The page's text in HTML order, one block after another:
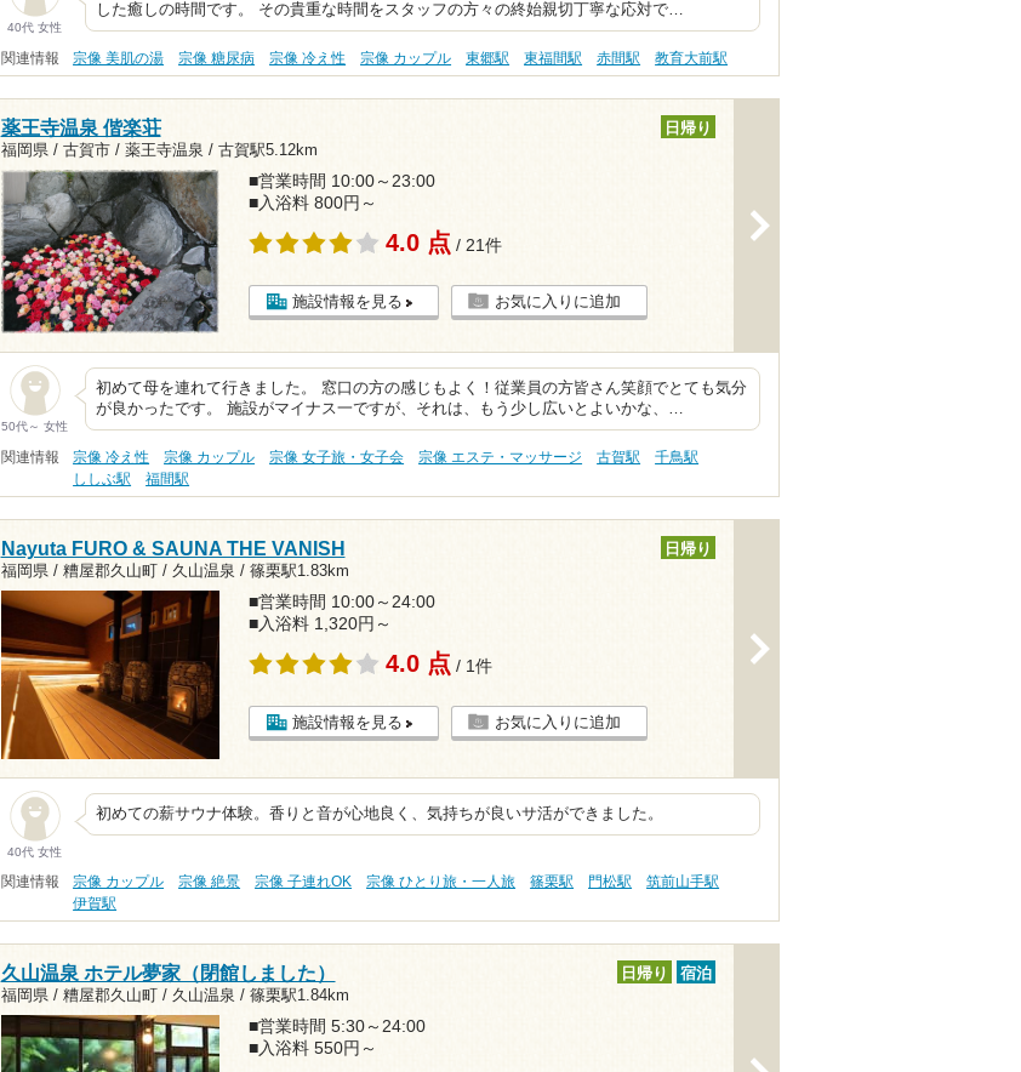
40代 女性
した癒しの時間です。 その貴重な時間をスタッフの方々の終始親切丁寧な応対で…
関連情報 宗像 美肌の湯 宗像 糖尿病 宗像 冷え性 宗像 カップル 東郷駅 東福間駅 赤間駅 教育大前駅
薬王寺温泉 偕楽荘
福岡県 / 古賀市 / 薬王寺温泉 / 古賀駅5.12km
日帰り
■営業時間 10:00～23:00
■入浴料 800円～
4.0 点 / 21件
施設情報を見る お気に入りに追加
50代～ 女性
初めて母を連れて行きました。 窓口の方の感じもよく！従業員の方皆さん笑顔でとても気分
が良かったです。 施設がマイナス一ですが、それは、もう少し広いとよいかな、…
関連情報 宗像 冷え性 宗像 カップル 宗像 女子旅・女子会 宗像 エステ・マッサージ 古賀駅
千鳥駅
ししぶ駅
福間駅
Nayuta FURO & SAUNA THE VANISH
福岡県 / 糟屋郡久山町 / 久山温泉 / 篠栗駅1.83km
日帰り
■営業時間 10:00～24:00
■入浴料 1,320円～
4.0 点 / 1件
施設情報を見る お気に入りに追加
40代 女性
初めての薪サウナ体験。香りと音が心地良く、気持ちが良いサ活ができました。
関連情報 宗像 カップル 宗像 絶景 宗像 子連れOK 宗像 ひとり旅・一人旅 篠栗駅 門松駅
筑前山手駅
伊賀駅
久山温泉 ホテル夢家（閉館しました）
福岡県 / 糟屋郡久山町 / 久山温泉 / 篠栗駅1.84km
日帰り 宿泊
■営業時間 5:30～24:00
■入浴料 550円～